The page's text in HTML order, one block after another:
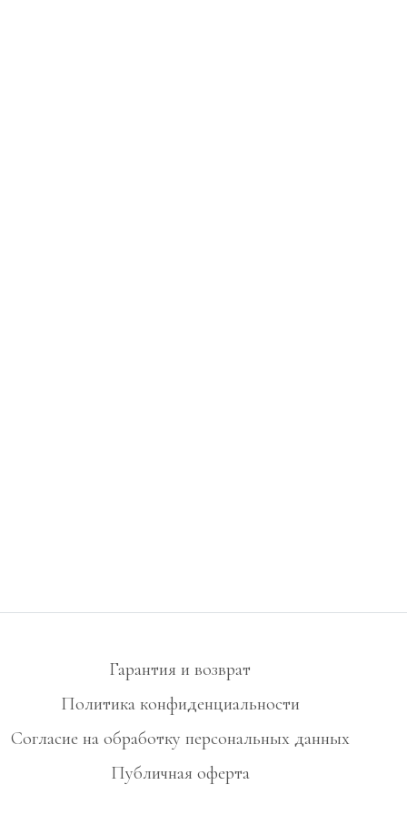
Гарантия и возврат
Политика конфиденциальности
Согласие на обработку персональных данных
Публичная оферта